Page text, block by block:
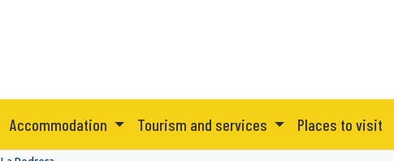
Accommodation Tourism and services Places to visit